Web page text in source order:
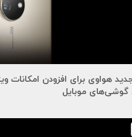
جدید هواوی برای افزودن امکانات
گوشی‌های موبایل